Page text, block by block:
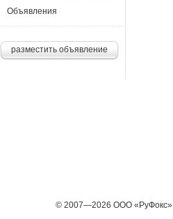
Объявления
разместить объявление
© 2007—2026 ООО «РуФокс»